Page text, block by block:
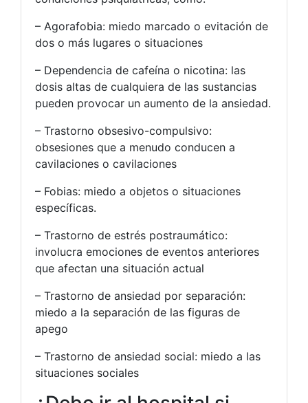
– Agorafobia: miedo marcado o evitación de
dos o más lugares o situaciones
– Dependencia de cafeína o nicotina: las
dosis altas de cualquiera de las sustancias
pueden provocar un aumento de la ansiedad.
– Trastorno obsesivo-compulsivo:
obsesiones que a menudo conducen a
cavilaciones o cavilaciones
– Fobias: miedo a objetos o situaciones
específicas.
– Trastorno de estrés postraumático:
involucra emociones de eventos anteriores
que afectan una situación actual
– Trastorno de ansiedad por separación:
miedo a la separación de las figuras de
apego
– Trastorno de ansiedad social: miedo a las
situaciones sociales